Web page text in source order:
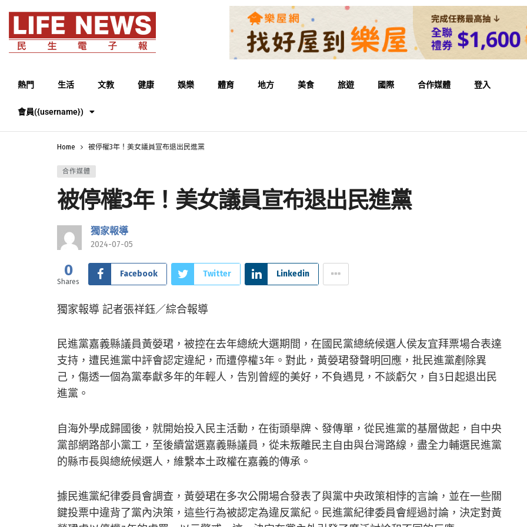
熱門 生活 文教 健康 娛樂 體育 地方 美食 旅遊 國際 合作媒體 登入
會員({username})
Home 被停權3年！美女議員宣布退出民進黨
合作媒體
被停權3年！美女議員宣布退出民進黨
獨家報導
2024-07-05
0
Shares
Facebook Twitter Linkedin
獨家報導 記者張祥鈺／綜合報導
民進黨嘉義縣議員黃嫈珺，被控在去年總統大選期間，在國民黨總統候選人侯友宜拜票場合表達
支持，遭民進黨中評會認定違紀，而遭停權3年。對此，黃嫈珺發聲明回應，批民進黨剷除異
己，傷透一個為黨奉獻多年的年輕人，告別曾經的美好，不負遇見，不談虧欠，自3日起退出民
進黨。
自海外學成歸國後，就開始投入民主活動，在街頭舉牌、發傳單，從民進黨的基層做起，自中央
黨部網路部小黨工，至後續當選嘉義縣議員，從未叛離民主自由與台灣路線，盡全力輔選民進黨
的縣市長與總統候選人，維繫本土政權在嘉義的傳承。
據民進黨紀律委員會調查，黃嫈珺在多次公開場合發表了與黨中央政策相悖的言論，並在一些關
鍵投票中違背了黨內決策，這些行為被認定為違反黨紀。民進黨紀律委員會經過討論，決定對黃